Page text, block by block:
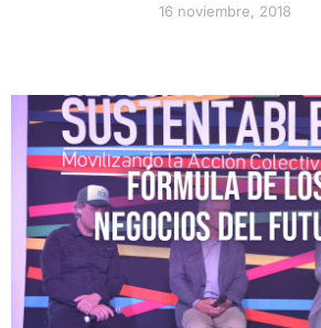
16 noviembre, 2018